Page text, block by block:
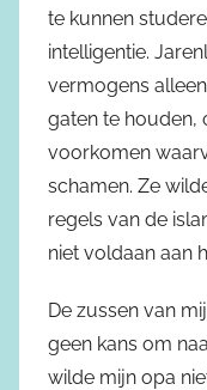
te kunnen
intelligentie.
vermogens
gaten te houden,
voorkomen
schamen. Ze
regels van de
niet voldaan aan
De zussen van
geen kans om
wilde mijn opa